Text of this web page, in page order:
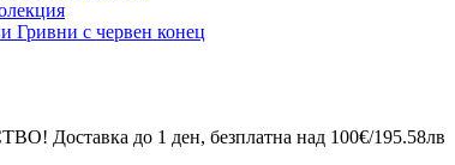
Гривни с червен конец
до 1 ден, безплатна над 100€/195.58лв